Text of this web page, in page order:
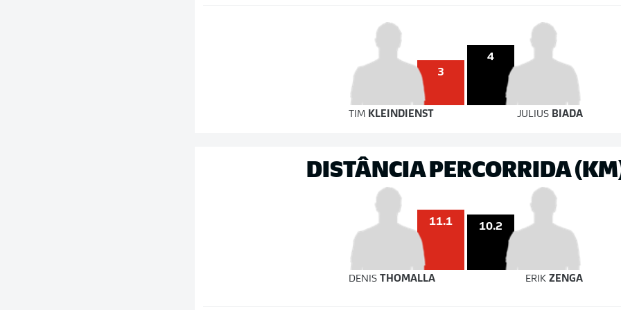
3
4
TIM KLEINDIENST JULIUS BIADA
DISTÂNCIA PERCORRIDA
11.1 10.2
DENIS THOMALLA ERIK ZENGA